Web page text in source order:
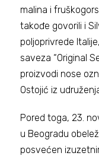
malina i
takođe govorili i
poljoprivrede
saveza “Original
proizvodi nose
Ostojić iz
Pored toga, 23.
u Beogradu
posvećen